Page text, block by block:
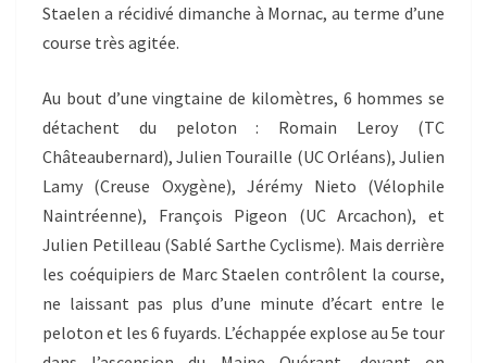
Staelen a récidivé dimanche à Mornac, au terme d’une
course très agitée.
Au bout d’une vingtaine de kilomètres, 6 hommes se
détachent du peloton : Romain Leroy (TC
Châteaubernard), Julien Touraille (UC Orléans), Julien
Lamy (Creuse Oxygène), Jérémy Nieto (Vélophile
Naintréenne), François Pigeon (UC Arcachon), et
Julien Petilleau (Sablé Sarthe Cyclisme). Mais derrière
les coéquipiers de Marc Staelen contrôlent la course,
ne laissant pas plus d’une minute d’écart entre le
peloton et les 6 fuyards. L’échappée explose au 5e tour